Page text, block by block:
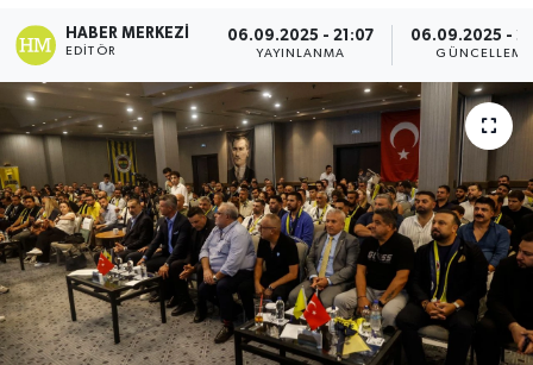
HABER MERKEZI
EDITÖR
06.09.2025 - 21:07
YAYINLANMA
06.09.2025 -
GÜNCELLEME
Spor
Turizm
Son Dakika Haberleri
Haber Arşivi